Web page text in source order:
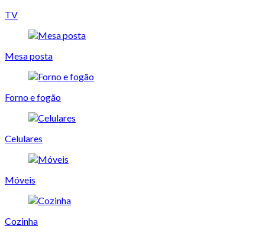
TV
Mesa posta
Forno e fogão
Celulares
Móveis
Cozinha